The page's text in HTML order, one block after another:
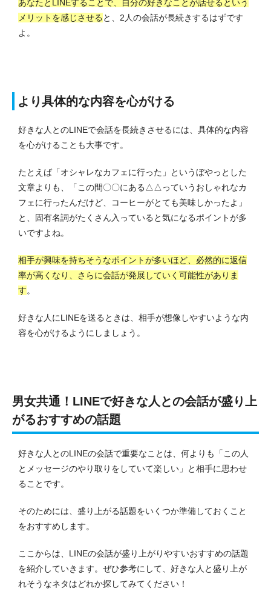
あなたとLINEすることで、自分の好きなことが話せるという
メリットを感じさせる と、2人の会話が長続きするはずです
よ。
より具体的な内容を心がける
好きな人とのLINEで会話を長続きさせるには、具体的な内容
を心がけることも大事です。
たとえば「オシャレなカフェに行った」というぼやっとした
文章よりも、「この間〇〇にある△△っていうおしゃれなカ
フェに行ったんだけど、コーヒーがとても美味しかったよ」
と、固有名詞がたくさん入っていると気になるポイントが多
いですよね。
相手が興味を持ちそうなポイントが多いほど、必然的に返信
率が高くなり、さらに会話が発展していく可能性がありま
す。
好きな人にLINEを送るときは、相手が想像しやすいような内
容を心がけるようにしましょう。
男女共通！LINEで好きな人との会話が盛り上
がるおすすめの話題
好きな人とのLINEの会話で重要なことは、何よりも「この人
とメッセージのやり取りをしていて楽しい」と相手に思わせ
ることです。
そのためには、盛り上がる話題をいくつか準備しておくこと
をおすすめします。
ここからは、LINEの会話が盛り上がりやすいおすすめの話題
を紹介していきます。 ぜひ参考にして、好きな人と盛り上が
れそうなネタはどれか探してみてください！